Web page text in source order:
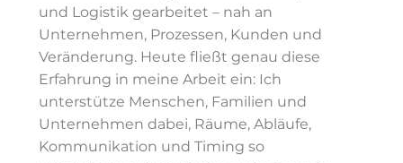
und Logistik gearbeitet – nah an
Unternehmen, Prozessen, Kunden und
Veränderung. Heute fließt genau diese
Erfahrung in meine Arbeit ein: Ich
unterstütze Menschen, Familien und
Unternehmen dabei, Räume, Abläufe,
Kommunikation und Timing so